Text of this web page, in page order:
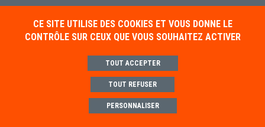
Italiano
Politique de gestion des cookies
CE SITE UTILISE DES COOKIES ET VOUS DONNE LE
CONTRÔLE SUR CEUX QUE VOUS SOUHAITEZ ACTIVER
TOUT ACCEPTER
TOUT REFUSER
PERSONNALISER